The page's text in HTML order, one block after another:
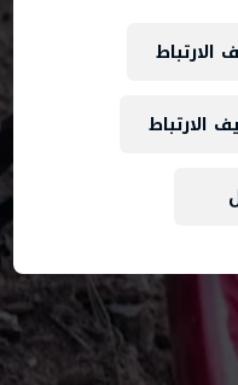
الارتباط
الارتباط